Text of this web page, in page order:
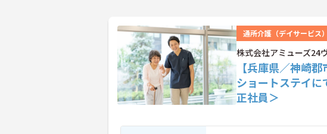
通所介護（デイサービス）
株式会社アミューズ24
【兵庫県／神崎
ショートステイに
正社員＞